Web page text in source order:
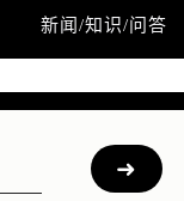
新闻/知识/问答